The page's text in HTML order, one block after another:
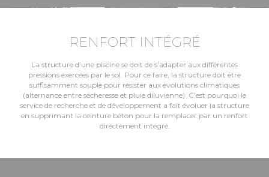
RENFORT INTÉGRÉ
La structure d’une piscine se doit de s’adapter aux différentes
pressions exercées par le sol. Pour ce faire, la structure doit être
suffisamment souple pour résister aux évolutions climatiques
(alternance entre sécheresse et pluie diluvienne). C’est pourquoi le
service de recherche et de développement a fait évoluer la structure
en supprimant la ceinture béton pour la remplacer par un renfort
directement intégré.